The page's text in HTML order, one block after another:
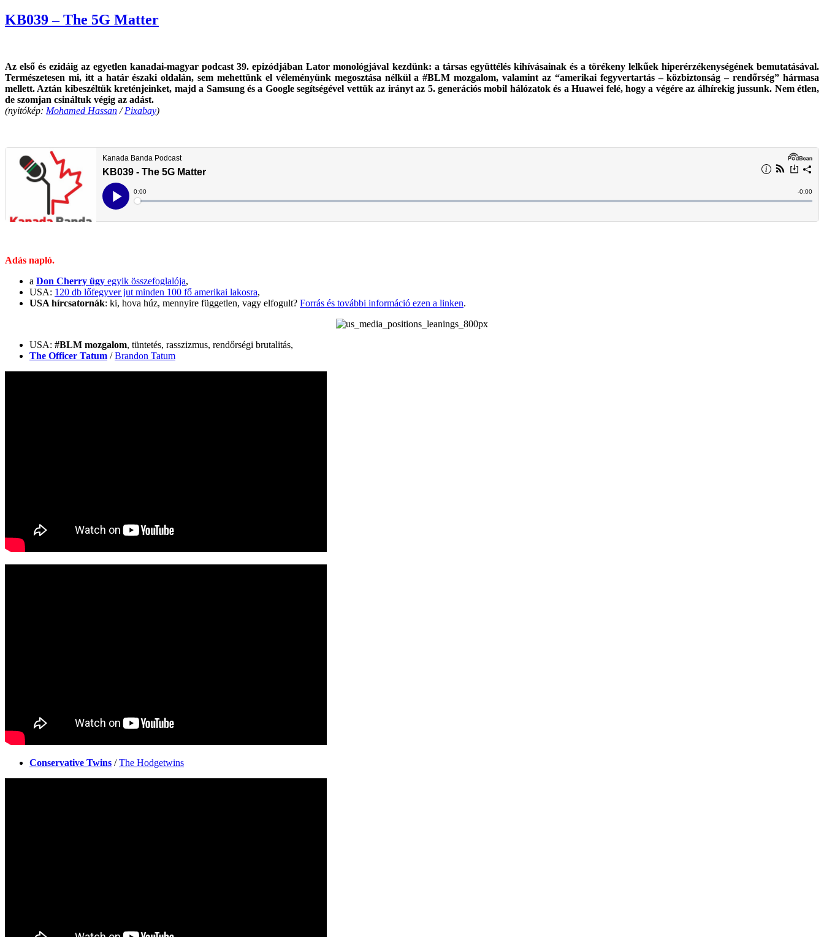
KB039 – The 5G Matter
Az első és ezidáig az egyetlen kanadai-magyar podcast 39. epizódjában Lator monológjával kezdünk: a társas együttélés kihívásainak és a törékeny lelkűek hiperérzékenységének bemutatásával.
Természetesen mi, itt a határ északi oldalán, sem mehettünk el véleményünk megosztása nélkül a #BLM mozgalom, valamint az “amerikai fegyvertartás – közbiztonság – rendőrség” hármasa
mellett. Aztán kibeszéltük kreténjeinket, majd a Samsung és a Google segítségével vettük az irányt az 5. generációs mobil hálózatok és a Huawei felé, hogy a végére az álhírekig jussunk. Nem étlen,
de szomjan csináltuk végig az adást.
(nyitókép: Mohamed Hassan /Pixabay)
Adás napló.
a Don Cherry ügy egyik összefoglalója,
USA: 120 db lőfegyver jut minden 100 fő amerikai lakosra,
USA hírcsatornák: ki, hova húz, mennyire független, vagy elfogult? Forrás és további információ ezen a linken.
USA: #BLM mozgalom, tüntetés, rasszizmus, rendőrségi brutalitás,
The Officer Tatum /Brandon Tatum
Conservative Twins /The Hodgetwins